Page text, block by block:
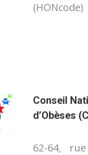
(HONcode)
Conseil
d’Obèses
62-64,